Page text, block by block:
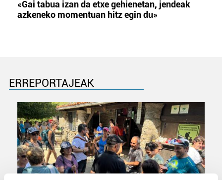
«Gai tabua izan da etxe gehienetan, jendeak
azkeneko momentuan hitz egin du»
ERREPORTAJEAK